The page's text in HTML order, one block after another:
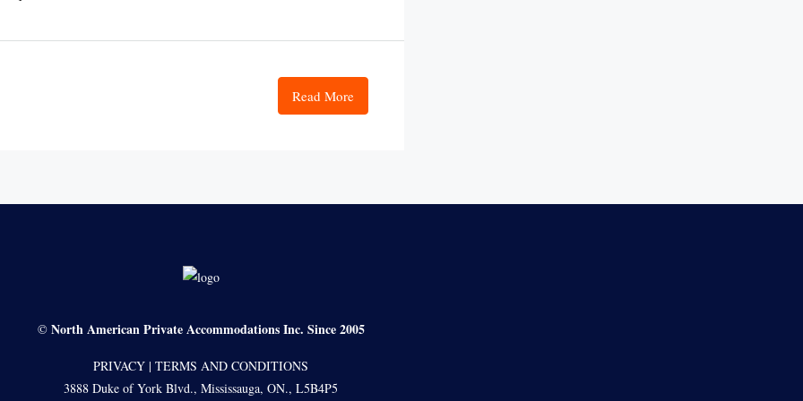
Read More
© North American Private Accommodations Inc. Since 2005
PRIVACY | TERMS AND CONDITIONS
3888 Duke of York Blvd., Mississauga, ON., L5B4P5